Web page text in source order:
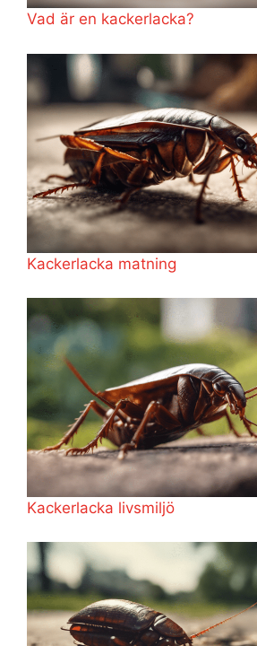
Vad är en kackerlacka?
Kackerlacka matning
Kackerlacka livsmiljö